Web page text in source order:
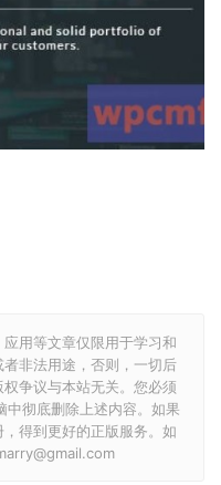
用等文章仅限用于学习和
非法用途，否则，一切后
争议与本站无关。您必须
彻底删除上述内容。如果
得到更好的正版服务。如